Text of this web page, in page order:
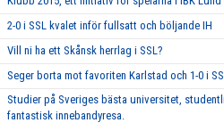
2-0 i SSL kvalet inför fullsatt och böljande IH
Vill ni ha ett Skånsk herrlag i SSL?
Seger borta mot favoriten Karlstad och 1-0 i
Studier på Sveriges bästa universitet,
fantastisk innebandyresa.